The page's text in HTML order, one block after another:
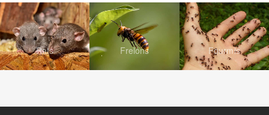
Rats Frelons Fourmis